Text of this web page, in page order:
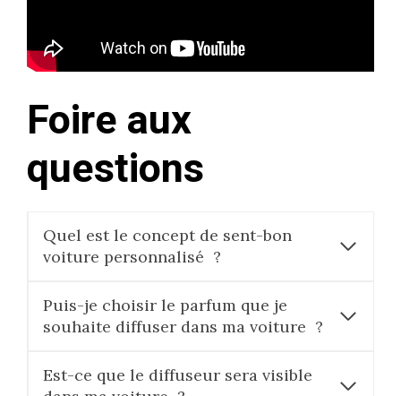
Foire aux
questions
Quel est le concept de sent-bon
voiture personnalisé ?
Puis-je choisir le parfum que je
souhaite diffuser dans ma voiture ?
Est-ce que le diffuseur sera visible